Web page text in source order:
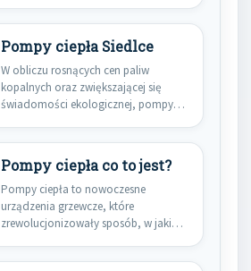
Pompy ciepła Siedlce
W obliczu rosnących cen paliw
kopalnych oraz zwiększającej się
świadomości ekologicznej, pompy
Pompy ciepła co to jest?
Pompy ciepła to nowoczesne
urządzenia grzewcze, które
zrewolucjonizowały sposób, w jaki